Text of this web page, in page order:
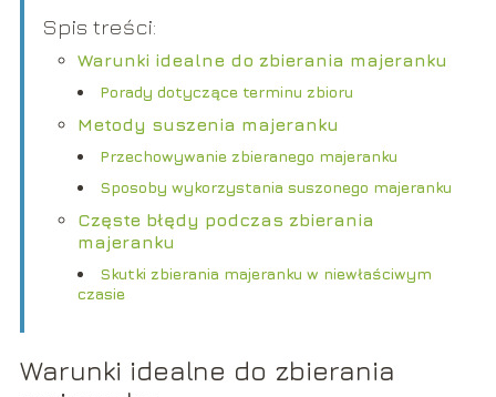
Spis treści:
Warunki idealne do zbierania majeranku
Porady dotyczące terminu zbioru
Metody suszenia majeranku
Przechowywanie zbieranego majeranku
Sposoby wykorzystania suszonego majeranku
Częste błędy podczas zbierania
majeranku
Skutki zbierania majeranku w niewłaściwym
czasie
Warunki idealne do zbierania